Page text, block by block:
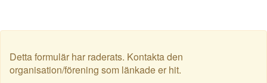
Detta formulär har raderats. Kontakta den
organisation/förening som länkade er hit.